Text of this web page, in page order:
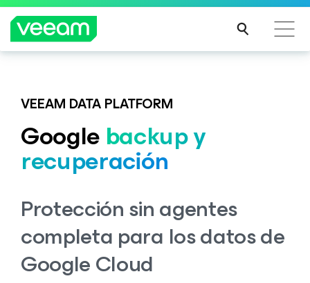
actualización de contenido de CrowdStrike
INFO
CIÓN
VEEAM DATA PLATFORM
Googlebackup y
recuperación
Protección sin agentes
completa para los datos de
Google Cloud